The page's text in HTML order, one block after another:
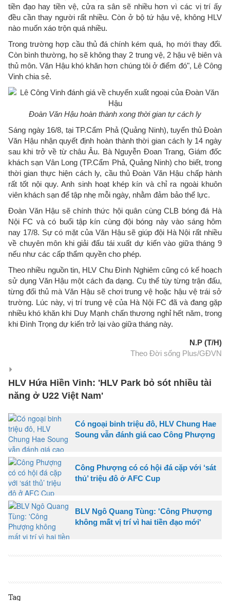
tiền đạo hay tiền vệ, cửa ra sân sẽ nhiều hơn vì các vị trí ấy
đều cần thay người rất nhiều. Còn ở bộ tứ hậu vệ, không HLV
nào muốn xáo trộn quá nhiều.
Trong trường hợp cầu thủ đá chính kém quá, họ mới thay đổi.
Còn bình thường, họ sẽ không thay 2 trung vệ, 2 hậu vệ biên và
thủ môn. Văn Hậu khó khăn hơn chúng tôi ở điểm đó", Lê Công
Vinh chia sẻ.
Đoàn Văn Hậu hoàn thành xong thời gian tự cách ly
Sáng ngày 16/8, tại TP.Cẩm Phả (Quảng Ninh), tuyển thủ Đoàn
Văn Hậu nhận quyết định hoàn thành thời gian cách ly 14 ngày
sau khi trở về từ châu Âu. Bà Nguyễn Đoan Trang, Giám đốc
khách sạn Vân Long (TP.Cẩm Phả, Quảng Ninh) cho biết, trong
thời gian thực hiện cách ly, cầu thủ Đoàn Văn Hậu chấp hành
rất tốt nội quy. Anh sinh hoạt khép kín và chỉ ra ngoài khuôn
viên khách sạn để tập nhẹ mỗi ngày, nhằm đảm bảo thể lực.
Đoàn Văn Hậu sẽ chính thức hội quân cùng CLB bóng đá Hà
Nội FC và có buổi tập kín cùng đội bóng này vào sáng hôm
nay 17/8. Sự có mặt của Văn Hậu sẽ giúp đội Hà Nội rất nhiều
về chuyên môn khi giải đấu tái xuất dự kiến vào giữa tháng 9
nếu như các cấp thẩm quyền cho phép.
Theo nhiều nguồn tin, HLV Chu Đình Nghiêm cũng có kế hoạch
sử dụng Văn Hậu một cách đa dạng. Cụ thể tùy từng trận đấu,
từng đối thủ mà Văn Hậu sẽ chơi trung vệ hoặc hậu vệ trái sở
trường. Lúc này, vị trí trung vệ của Hà Nội FC đã và đang gặp
nhiều khó khăn khi Duy Mạnh chấn thương nghỉ hết năm, trong
khi Đình Trọng dự kiến trở lại vào giữa tháng này.
N.P (T/H)
Theo Đời sống Plus/GĐVN
HLV Hứa Hiền Vinh: 'HLV Park bỏ sót nhiều tài
năng ở U22 Việt Nam'
Có ngoại binh triệu đô, HLV Chung Hae
Soung vẫn đánh giá cao Công Phượng
Công Phượng có có hội đá cặp với ‘sát
thủ’ triệu đô ở AFC Cup
BLV Ngô Quang Tùng: 'Công Phượng
không mất vị trí vì hai tiền đạo mới'
Tag